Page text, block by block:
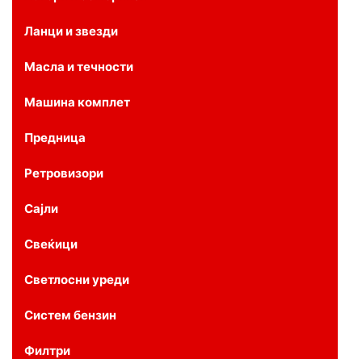
Ланци и звезди
Масла и течности
Машина комплет
Предница
Ретровизори
Сајли
Свеќици
Светлосни уреди
Систем бензин
Филтри